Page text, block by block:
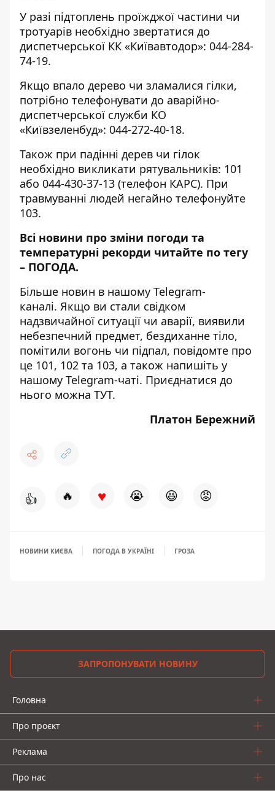
У разі підтоплень проїжджої частини чи
тротуарів необхідно звертатися до
диспетчерської КК «Київавтодор»: 044-284-
74-19.
Якщо впало дерево чи зламалися гілки,
потрібно телефонувати до аварійно-
диспетчерської служби КО
«Київзеленбуд»: 044-272-40-18.
Також при падінні дерев чи гілок
необхідно викликати рятувальників: 101
або 044-430-37-13 (телефон КАРС). При
травмуванні людей негайно телефонуйте
103.
Всі новини про зміни погоди та
температурні рекорди читайте по тегу
– ПОГОДА.
Більше новин в нашому Telegram-
каналі. Якщо ви стали свідком
надзвичайної ситуації чи аварії, виявили
небезпечний предмет, бездиханне тіло,
помітили вогонь чи підпал, повідомте про
це 101, 102 та 103, а також напишіть у
нашому Telegram-чаті. Приєднатися до
нього можна ТУТ.
Платон Бережний
👍 🔥 ♥ 😭 😆 😡
НОВИНИ КИЄВА ПОГОДА В УКРАЇНІ ГРОЗА
ЗАПРОПОНУВАТИ НОВИНУ
Головна
Про проєкт
Реклама
Про нас